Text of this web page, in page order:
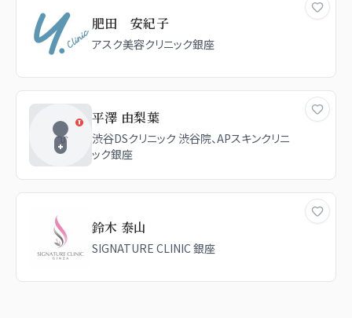
肥田 安紀子
アスク美容クリニック銀座
平澤 由梨葉
渋谷DSクリニック 渋谷院、APスキンクリニ
ック銀座
鈴木 泰山
SIGNATURE CLINIC 銀座